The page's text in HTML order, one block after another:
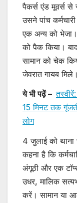
पैकर्स एंड मूवर्स से
उसने पांच
एक अन्य को
को पैक किया।
सामान को चेक
जेवरात गायब मिले।
ये भी पढ़ें –
15 मिनट तक
लोग
4 जुलाई को
कहना है कि
अंगूठी और एक
उधर, मालिक
करें। सामान या